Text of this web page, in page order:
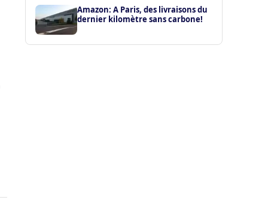
Amazon: A Paris, des livraisons du
dernier kilomètre sans carbone!